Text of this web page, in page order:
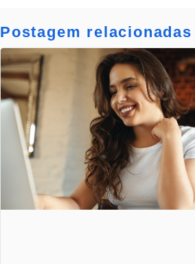
Postagem relacionadas